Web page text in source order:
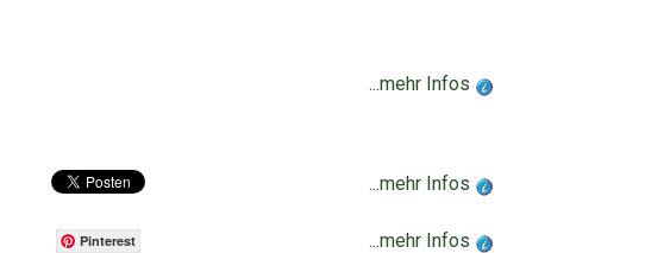
...mehr Infos
...mehr Infos
Pinterest ...mehr Infos